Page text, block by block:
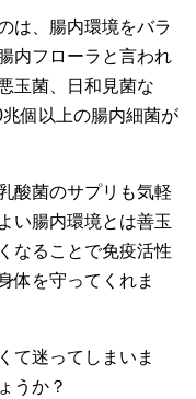
は、腸内環境をバラ
内フローラと言われ
玉菌、日和見菌な
個以上の腸内細菌が
酸菌のサプリも気軽
い腸内環境とは善玉
なることで免疫活性
体を守ってくれま
て迷ってしまいま
うか？